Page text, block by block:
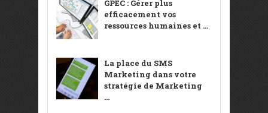
GPEC : Gérer plus
efficacement vos
ressources humaines et ...
La place du SMS
Marketing dans votre
stratégie de Marketing
...